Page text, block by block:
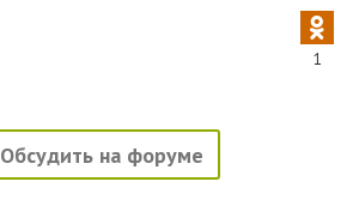
1
Обсудить на форуме